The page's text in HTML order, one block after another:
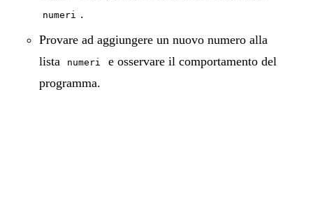
numeri
.
Provare ad aggiungere un nuovo numero alla
lista
numeri
e osservare il comportamento del
programma.